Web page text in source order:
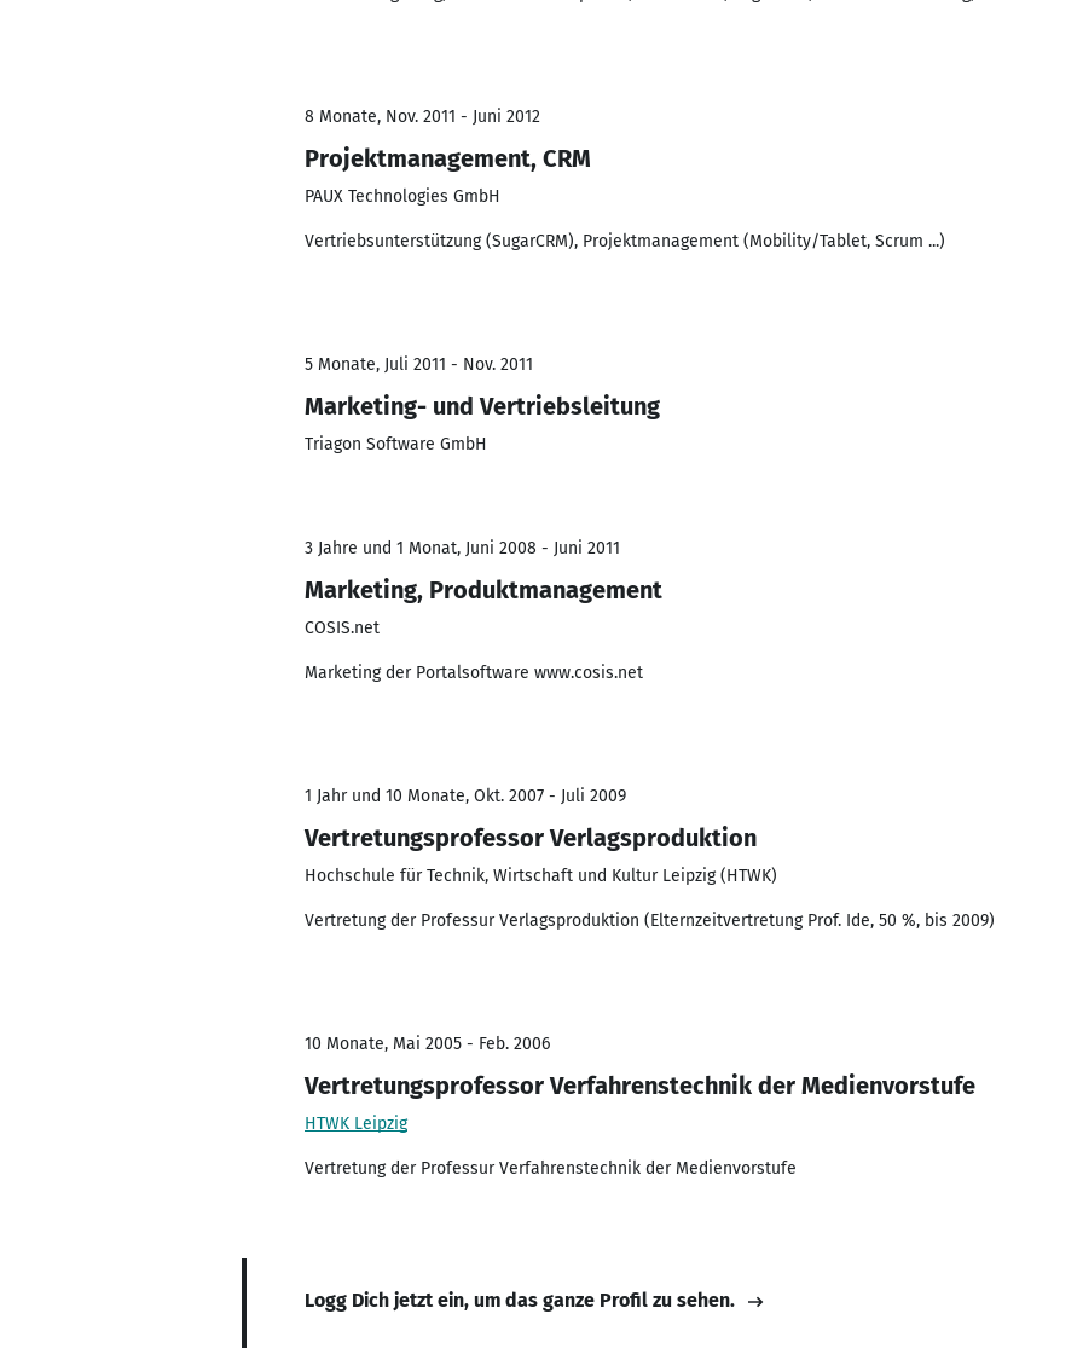
8 Monate, Nov. 2011 - Juni 2012
Projektmanagement, CRM
PAUX Technologies GmbH
Vertriebsunterstützung (SugarCRM), Projektmanagement (Mobility/Tablet, Scrum ...)
5 Monate, Juli 2011 - Nov. 2011
Marketing- und Vertriebsleitung
Triagon Software GmbH
3 Jahre und 1 Monat, Juni 2008 - Juni 2011
Marketing, Produktmanagement
COSIS.net
Marketing der Portalsoftware www.cosis.net
1 Jahr und 10 Monate, Okt. 2007 - Juli 2009
Vertretungsprofessor Verlagsproduktion
Hochschule für Technik, Wirtschaft und Kultur Leipzig (HTWK)
Vertretung der Professur Verlagsproduktion (Elternzeitvertretung Prof. Ide, 50 %, bis 2009)
10 Monate, Mai 2005 - Feb. 2006
Vertretungsprofessor Verfahrenstechnik der Medienvorstufe
HTWK Leipzig
Vertretung der Professur Verfahrenstechnik der Medienvorstufe
Logg Dich jetzt ein, um das ganze Profil zu sehen.